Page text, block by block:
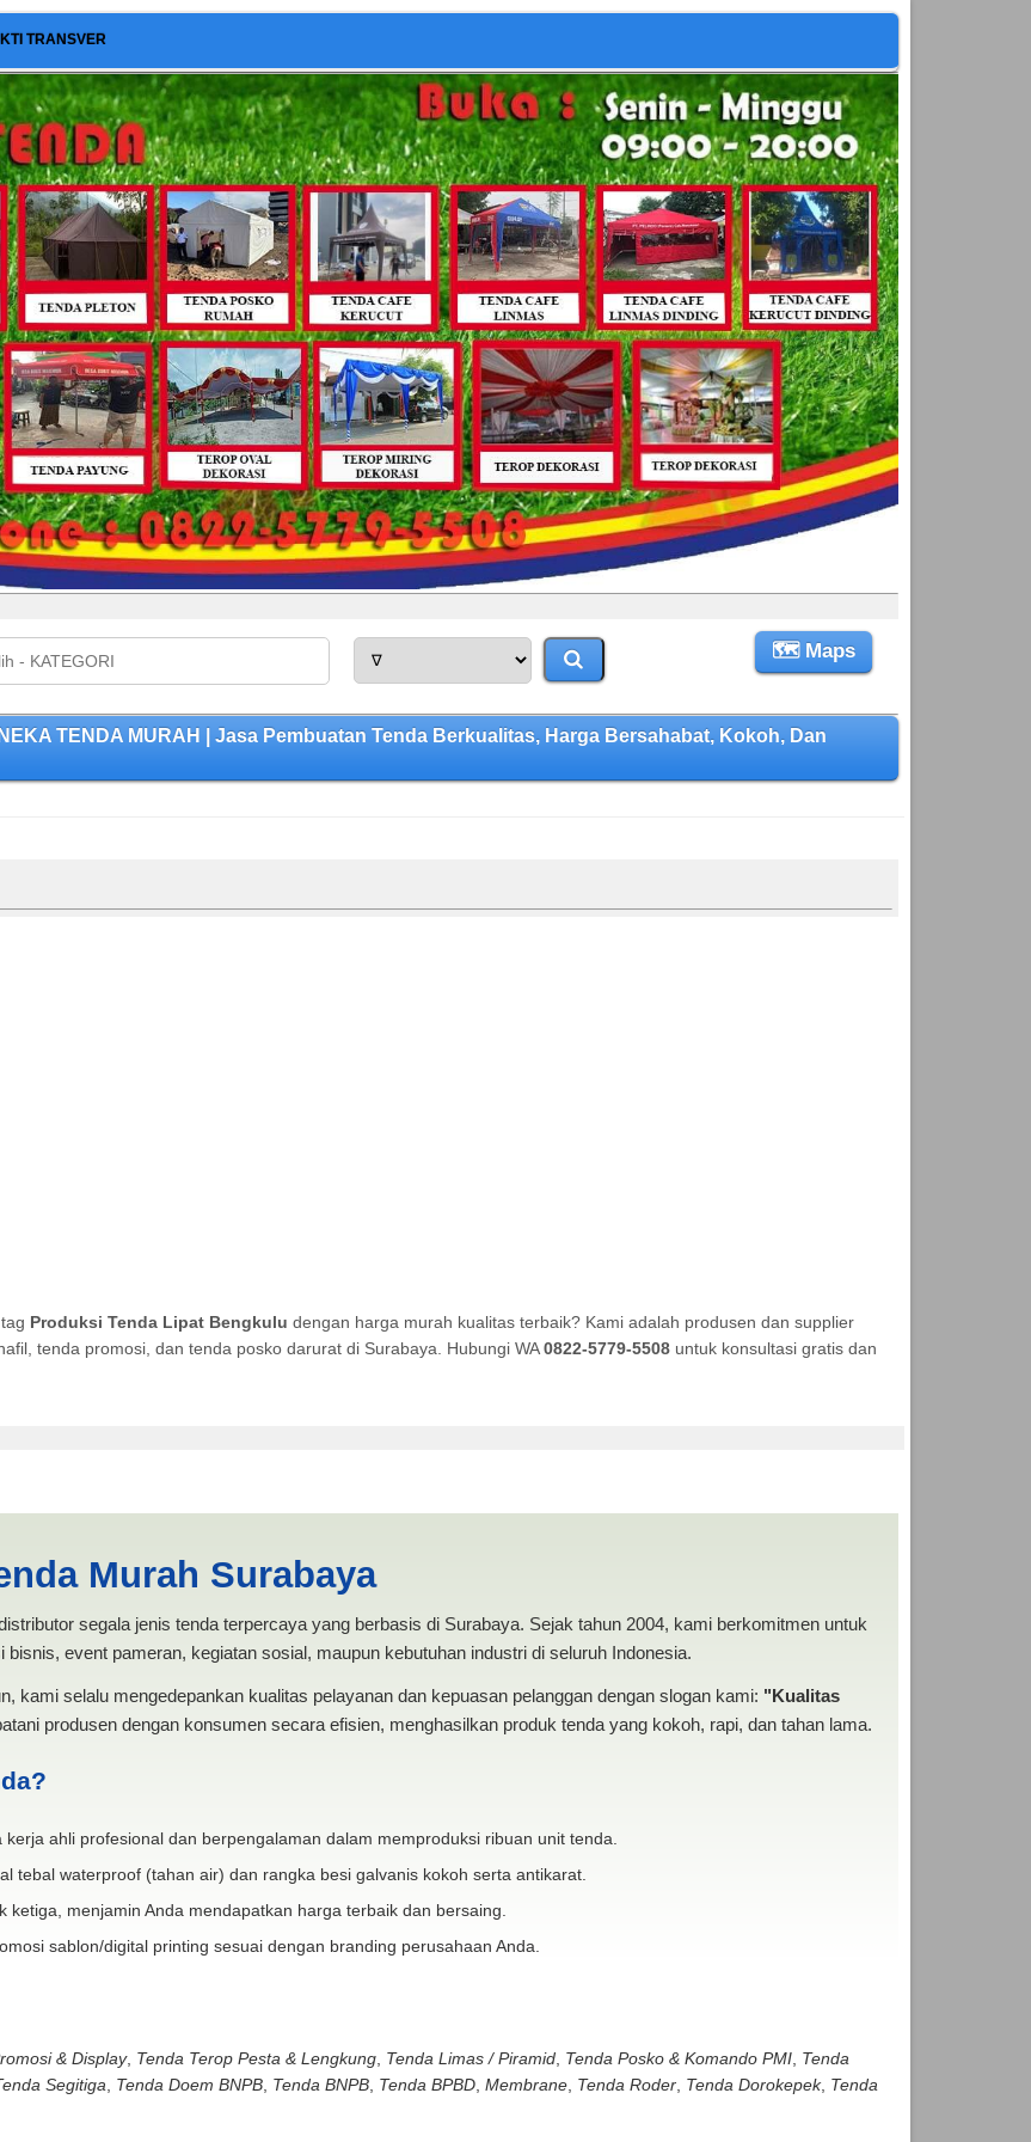
TRANSVER
🗺 Maps
TENDA MURAH | Jasa Pembuatan Tenda Berkualitas, Harga Bersahabat, Kokoh, Dan
Produksi Tenda Lipat Bengkulu dengan harga murah kualitas terbaik? Kami adalah produsen dan supplier
tenda promosi, dan tenda posko darurat di Surabaya. Hubungi WA0822-5779-5508untuk konsultasi gratis dan
Murah Surabaya
segala jenis tenda terpercaya yang berbasis di Surabaya. Sejak tahun 2004, kami berkomitmen untuk
event pameran, kegiatan sosial, maupun kebutuhan industri di seluruh Indonesia.
kami selalu mengedepankan kualitas pelayanan dan kepuasan pelanggan dengan slogan kami: "Kualitas
produsen dengan konsumen secara efisien, menghasilkan produk tenda yang kokoh, rapi, dan tahan lama.
kerja ahli profesional dan berpengalaman dalam memproduksi ribuan unit tenda.
tebal waterproof (tahan air) dan rangka besi galvanis kokoh serta antikarat.
ketiga, menjamin Anda mendapatkan harga terbaik dan bersaing.
sablon/digital printing sesuai dengan branding perusahaan Anda.
& Display, Tenda Terop Pesta & Lengkung, Tenda Limas / Piramid, Tenda Posko & Komando PMI, Tenda
Segitiga Tenda Doem BNPB, Tenda BNPB, Tenda BPBD, Membrane, Tenda Roder, Tenda Dorokepek, Tenda